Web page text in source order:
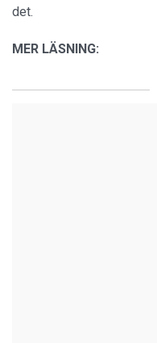
det.
MER LÄSNING: